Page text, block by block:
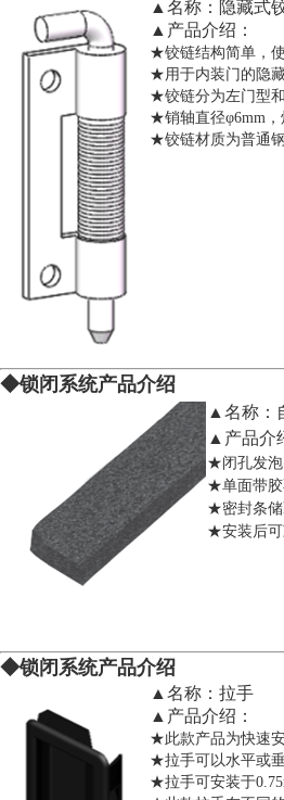
▲名称：隐藏式
▲产品介绍：
★铰链结构简单，
★用于内装门的隐
★铰链分为左门型
★销轴直径φ6mm，
★铰链材质为普通钢
◆锁闭系统产品介绍
▲名称：
▲产品介
★闭孔发泡
★单面带胶
★密封条储
★安装后可
◆锁闭系统产品介绍
▲名称：拉手
▲产品介绍：
★此款产品为快速
★拉手可以水平或
★拉手可安装于